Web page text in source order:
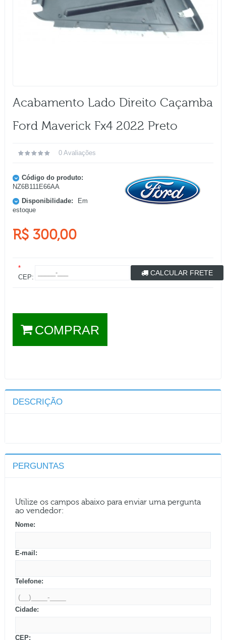
Acabamento Lado Direito Caçamba
Ford Maverick Fx4 2022 Preto
0 Avaliações
Código do produto:
NZ6B111E66AA
Disponibilidade:
Em
estoque
R$ 300,00
*
CEP:
CALCULAR FRETE
COMPRAR
DESCRIÇÃO
PERGUNTAS
Utilize os campos abaixo para enviar uma pergunta
ao vendedor:
Nome:
E-mail:
Telefone:
Cidade:
CEP: